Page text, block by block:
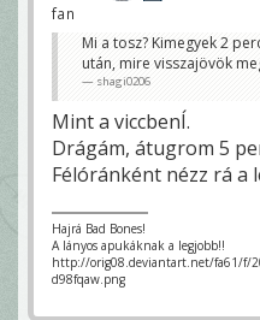
fan
Mi a tosz? Kimegyek 2
után, mire visszajövök
shagi0206
Mint a viccbenÍ.
Drágám, átugrom 5
Félóránként nézz rá a
Hajrá Bad Bones!
A lányos apukáknak a legjobb!!
http://orig08.deviantart.net/fa61/f/
d98fqaw.png